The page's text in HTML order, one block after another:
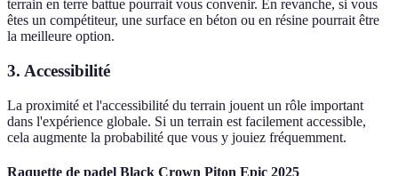
terrain en terre battue pourrait vous convenir. En revanche, si vous
êtes un compétiteur, une surface en béton ou en résine pourrait être
la meilleure option.
3. Accessibilité
La proximité et l'accessibilité du terrain jouent un rôle important
dans l'expérience globale. Si un terrain est facilement accessible,
cela augmente la probabilité que vous y jouiez fréquemment.
Raquette de padel Black Crown Piton Epic 2025